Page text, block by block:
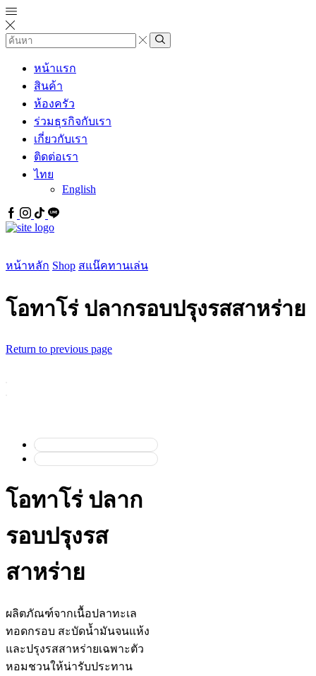
Search
input
Search
หน้าแรก
สินค้า
ห้องครัว
ร่วมธุรกิจกับเรา
เกี่ยวกับเรา
ติดต่อเรา
ไทย
English
Facebook
IG Tiktok
Line
หน้าหลัก Shop สแน๊คทานเล่น
โอทาโร่ ปลากรอบปรุงรสสาหร่าย
Return to previous page
โอทาโร่ ปลาก
รอบปรุงรส
สาหร่าย
ผลิตภัณฑ์จากเนื้อปลาทะเล
ทอดกรอบ สะบัดน้ำมันจนแห้ง
และปรุงรสสาหร่ายเฉพาะตัว
หอมชวนให้น่ารับประทาน